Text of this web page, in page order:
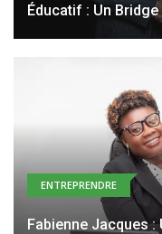
Éducatif : Un
ENTREPRENDRE
Fabienne Jacques :